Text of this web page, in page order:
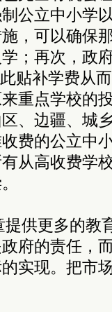
公立中小学
，可以确保
；再次，政
贴补学费从
重点学校的
、边疆、城
费的公立中
从高收费学
供更多的教
府的责任，
实现。把市